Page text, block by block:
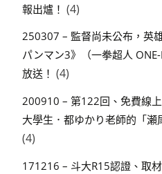
報出爐！ (4)
250307 – 監督尚未公布，英
パンマン3》（一拳超人
放送！ (4)
200910 – 第122回、免費線
大學生．都ゆかり老師的「瀬
(4)
171216 – 斗大R15認證、取